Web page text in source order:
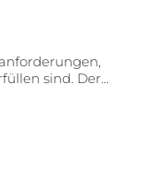
sind. Der...